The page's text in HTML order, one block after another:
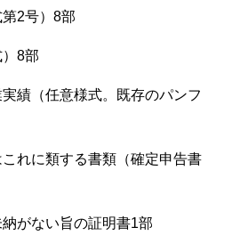
2号）8部
8部
績（任意様式。既存のパンフ
れに類する書類（確定申告書
がない旨の証明書1部